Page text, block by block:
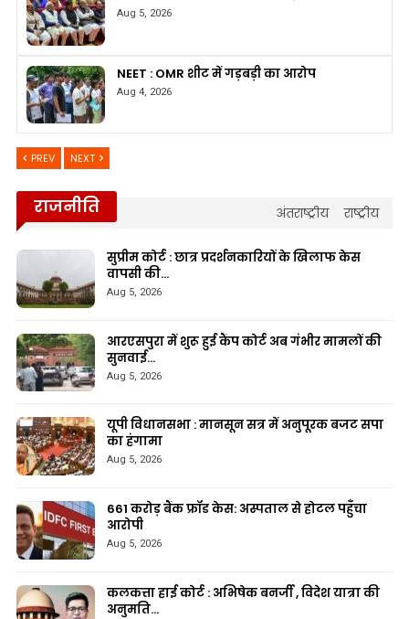
Aug 5, 2026
NEET : OMR शीट में गड़बड़ी का आरोप
Aug 4, 2026
PREV NEXT
राजनीति राष्ट्रीय
अंतराष्ट्रीय
सुप्रीम कोर्ट : छात्र प्रदर्शनकारियों के खिलाफ केस
वापसी की…
Aug 5, 2026
आरएसपुरा में शुरू हुई कैंप कोर्ट अब गंभीर मामलों की
सुनवाई…
Aug 5, 2026
यूपी विधानसभा : मानसून सत्र में अनुपूरक बजट सपा
का हंगामा
Aug 5, 2026
661 करोड़ बैंक फ्रॉड केस: अस्पताल से होटल पहुँचा
आरोपी
Aug 5, 2026
कलकत्ता हाई कोर्ट : अभिषेक बनर्जी , विदेश यात्रा की
अनुमति…